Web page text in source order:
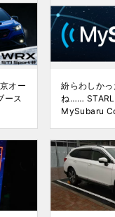
オー
ース
紛らわしかっ
ね……
MySubaru